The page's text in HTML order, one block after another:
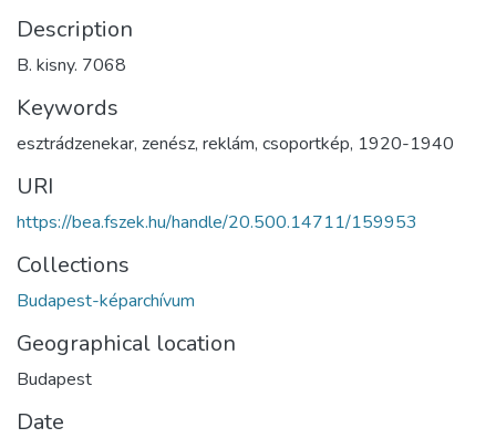
Description
B. kisny. 7068
Keywords
esztrádzenekar, zenész, reklám, csoportkép, 1920-1940
URI
https://bea.fszek.hu/handle/20.500.14711/159953
Collections
Budapest-képarchívum
Geographical location
Budapest
Date